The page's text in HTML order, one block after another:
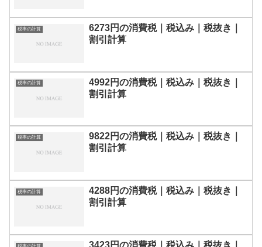
税率の計算
6273円の消費税｜税込み｜税抜き｜
割引計算
税率の計算
4992円の消費税｜税込み｜税抜き｜
割引計算
税率の計算
9822円の消費税｜税込み｜税抜き｜
割引計算
税率の計算
4288円の消費税｜税込み｜税抜き｜
割引計算